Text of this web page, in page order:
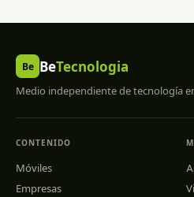
Be BeTecnologia
Medio independiente de tecnología
CONTENIDO
Móviles
Empresas